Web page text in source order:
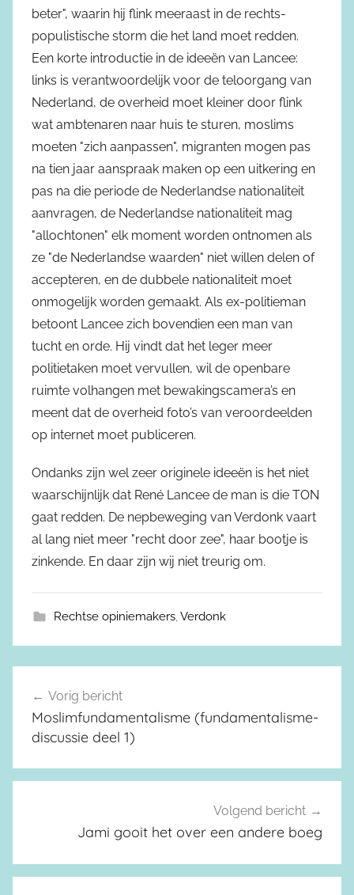
beter", waarin hij flink meeraast in de rechts-
populistische storm die het land moet redden.
Een korte introductie in de ideeën van Lancee:
links is verantwoordelijk voor de teloorgang van
Nederland, de overheid moet kleiner door flink
wat ambtenaren naar huis te sturen, moslims
moeten "zich aanpassen", migranten mogen pas
na tien jaar aanspraak maken op een uitkering en
pas na die periode de Nederlandse nationaliteit
aanvragen, de Nederlandse nationaliteit mag
"allochtonen" elk moment worden ontnomen als
ze "de Nederlandse waarden" niet willen delen of
accepteren, en de dubbele nationaliteit moet
onmogelijk worden gemaakt. Als ex-politieman
betoont Lancee zich bovendien een man van
tucht en orde. Hij vindt dat het leger meer
politietaken moet vervullen, wil de openbare
ruimte volhangen met bewakingscamera’s en
meent dat de overheid foto’s van veroordeelden
op internet moet publiceren.
Ondanks zijn wel zeer originele ideeën is het niet
waarschijnlijk dat René Lancee de man is die TON
gaat redden. De nepbeweging van Verdonk vaart
al lang niet meer "recht door zee", haar bootje is
zinkende. En daar zijn wij niet treurig om.
Rechtse opiniemakers,Verdonk
Berichtnavigatie
Vorig bericht
Moslimfundamentalisme (fundamentalisme-
discussie deel 1)
Volgend bericht
Jami gooit het over een andere boeg